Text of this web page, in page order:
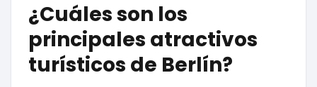
¿Cuáles son los
principales atractivos
turísticos de Berlín?